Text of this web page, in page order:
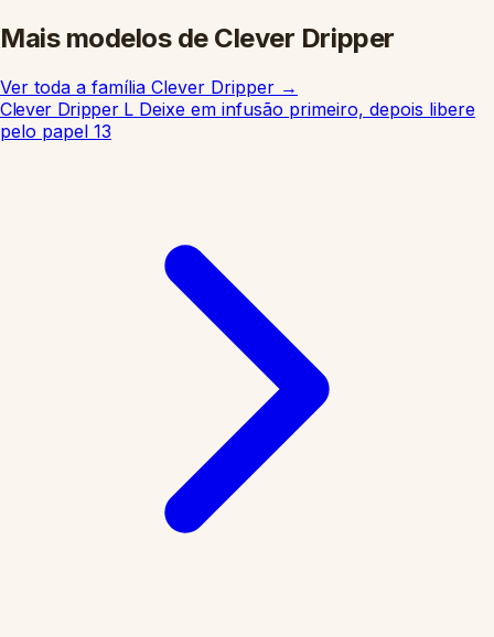
Mais modelos de Clever Dripper
Ver toda a família Clever Dripper →
Clever Dripper L Deixe em infusão primeiro, depois libere
pelo papel 13